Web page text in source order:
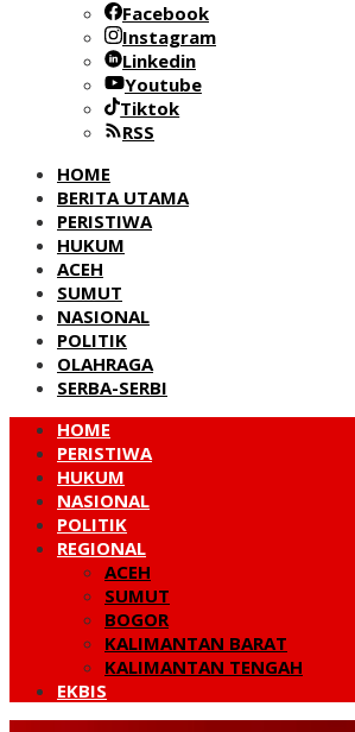
Facebook
Instagram
Linkedin
Youtube
Tiktok
RSS
HOME
BERITA UTAMA
PERISTIWA
HUKUM
ACEH
SUMUT
NASIONAL
POLITIK
OLAHRAGA
SERBA-SERBI
HOME
PERISTIWA
HUKUM
NASIONAL
POLITIK
REGIONAL
ACEH
SUMUT
BOGOR
KALIMANTAN BARAT
KALIMANTAN TENGAH
EKBIS